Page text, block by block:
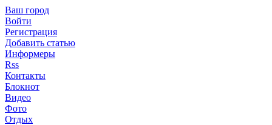
Ваш город
Войти
Регистрация
Добавить статью
Информеры
Rss
Контакты
Блокнот
Видео
Фото
Отдых